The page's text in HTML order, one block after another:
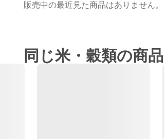
販売中の最近見た商品はありません。
同じ米・穀類の商品